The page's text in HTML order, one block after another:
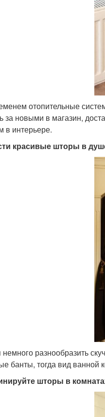
отопительные
за новыми в магазин,
в интерьере.
красивые шторы в
разнообразить
банты, тогда вид ванной
шторы в